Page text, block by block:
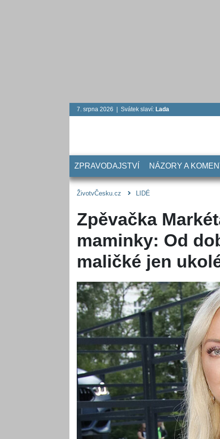
7. srpna 2026 | Svátek slaví: Lada
ZPRAVODAJSTVÍ NÁZORY A
ŽivotvČesku.cz LIDÉ
Zpěvačka
maminky: Od
maličké jen